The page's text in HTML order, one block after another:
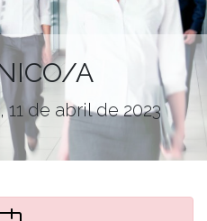
A
de abril de 2023